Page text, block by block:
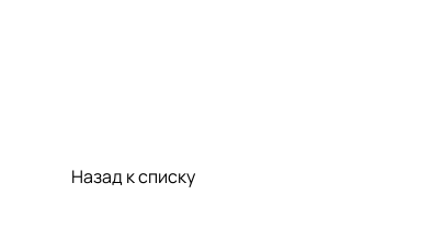
Назад к списку